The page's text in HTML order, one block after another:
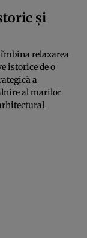
și
relaxarea
istorice de o
a
al marilor